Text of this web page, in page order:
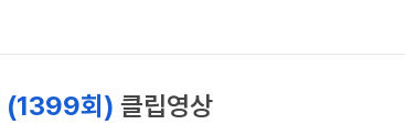
(1399회) 클립영상